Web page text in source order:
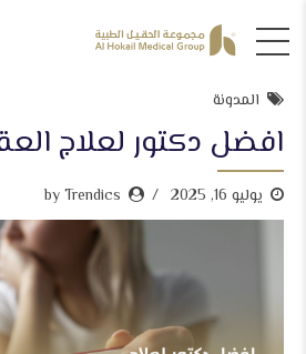
المدونة
افضل دكتور لعلاج
يوليو 16, 2025 by Trendics